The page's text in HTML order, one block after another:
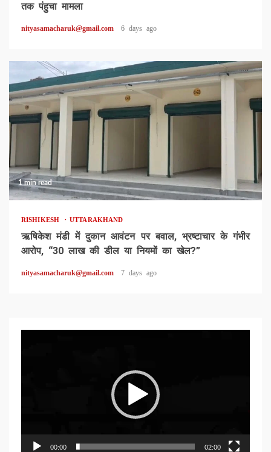
तक पंहुचा मामला
nityasamacharuk@gmail.com 6 days ago
1 min read
RISHIKESH UTTARAKHAND
ऋषिकेश मंडी में दुकान आवंटन पर बवाल, भ्रष्टाचार के गंभीर
आरोप, “30 लाख की डील या नियमों का खेल?”
nityasamacharuk@gmail.com 7 days ago
00:00 02:00